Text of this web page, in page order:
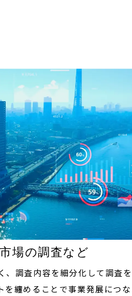
場の調査など
、調査内容を細分化して調査を
纏めることで事業発展につな